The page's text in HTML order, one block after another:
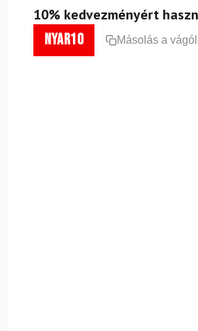
10% kedvezményért
nyar10 Másolás a